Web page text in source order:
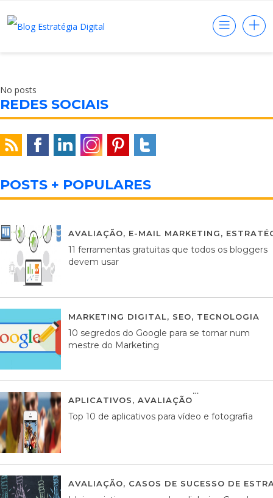
No posts
REDES SOCIAIS
POSTS + POPULARES
AVALIAÇÃO, E-MAIL MARKETING,
11 ferramentas gratuitas que todos os bloggers
devem usar
MARKETING DIGITAL, SEO, TECNOLOGIA
10 segredos do Google para se tornar num
mestre do Marketing
APLICATIVOS, AVALIAÇÃO
Top 10 de aplicativos para vídeo e fotografia
AVALIAÇÃO, CASOS DE SUCESSO DE